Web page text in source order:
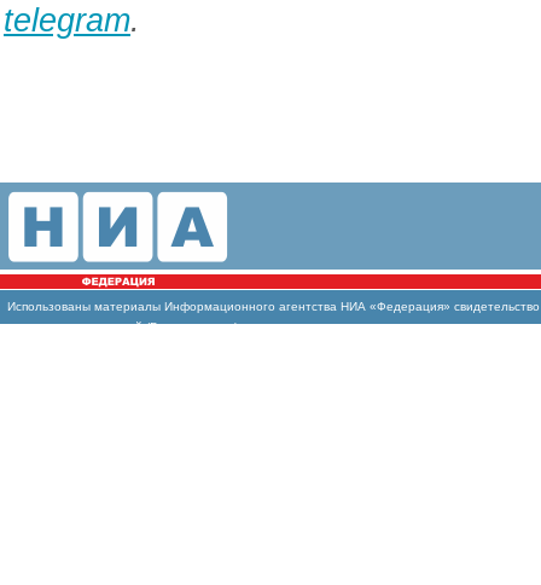
telegram.
Использованы материалы Информационного агентства НИА «Федерация»
массовых коммуникаций (Роскомнадзор)